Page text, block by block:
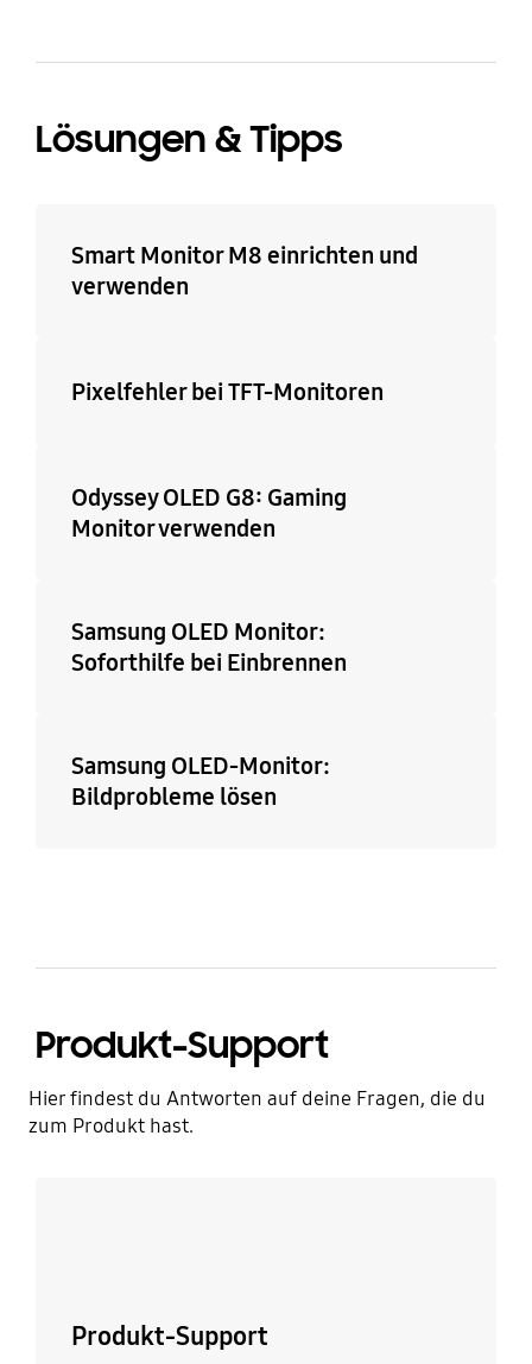
Lösungen & Tipps
Smart Monitor M8 einrichten und
verwenden
Pixelfehler bei TFT-Monitoren
Odyssey OLED G8: Gaming
Monitor verwenden
Samsung OLED Monitor:
Soforthilfe bei Einbrennen
Samsung OLED-Monitor:
Bildprobleme lösen
Produkt-Support
Hier findest du Antworten auf deine Fragen, die du
zum Produkt hast.
Produkt-Support